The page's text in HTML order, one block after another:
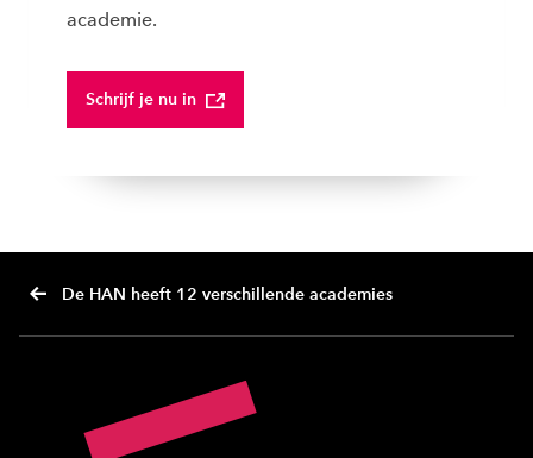
academie.
Schrijf je nu in
De HAN heeft 12 verschillende academies